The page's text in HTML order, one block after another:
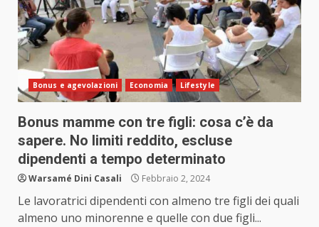
Bonus e agevolazioni Economia Lifestyle
Bonus mamme con tre figli: cosa c’è da
sapere. No limiti reddito, escluse
dipendenti a tempo determinato
Warsamé Dini Casali Febbraio 2, 2024
Le lavoratrici dipendenti con almeno tre figli dei quali
almeno uno minorenne e quelle con due figli...